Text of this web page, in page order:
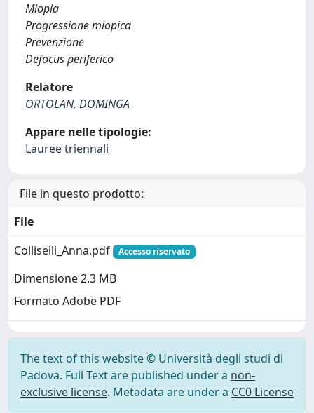
Miopia
Progressione miopica
Prevenzione
Defocus periferico
Relatore
ORTOLAN, DOMINGA
Appare nelle tipologie:
Lauree triennali
File in questo prodotto:
File
Colliselli_Anna.pdf
Accesso riservato
Dimensione 2.3 MB
Formato Adobe PDF
The text of this website © Università degli studi di
Padova. Full Text are published under a non-
exclusive license. Metadata are under a CC0 License